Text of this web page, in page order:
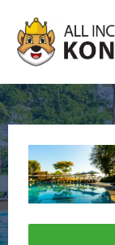
naar
inhoud